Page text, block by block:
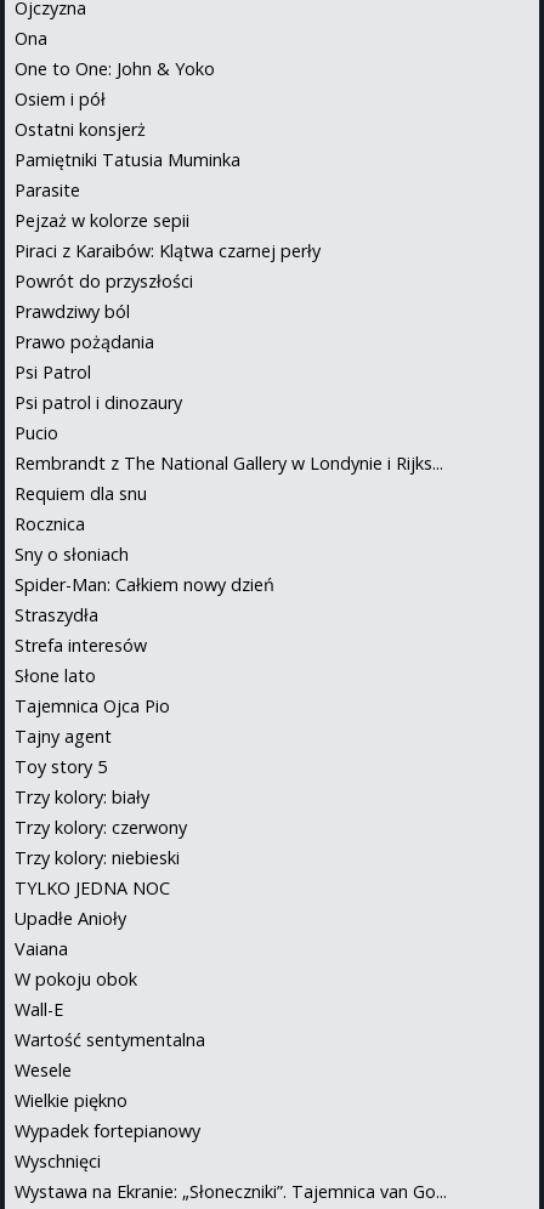
Ojczyzna
Ona
One to One: John & Yoko
Osiem i pół
Ostatni konsjerż
Pamiętniki Tatusia Muminka
Parasite
Pejzaż w kolorze sepii
Piraci z Karaibów: Klątwa czarnej perły
Powrót do przyszłości
Prawdziwy ból
Prawo pożądania
Psi Patrol
Psi patrol i dinozaury
Pucio
Rembrandt z The National Gallery w Londynie i Rijks...
Requiem dla snu
Rocznica
Sny o słoniach
Spider-Man: Całkiem nowy dzień
Straszydła
Strefa interesów
Słone lato
Tajemnica Ojca Pio
Tajny agent
Toy story 5
Trzy kolory: biały
Trzy kolory: czerwony
Trzy kolory: niebieski
TYLKO JEDNA NOC
Upadłe Anioły
Vaiana
W pokoju obok
Wall-E
Wartość sentymentalna
Wesele
Wielkie piękno
Wypadek fortepianowy
Wyschnięci
Wystawa na Ekranie: „Słoneczniki”. Tajemnica van Go...